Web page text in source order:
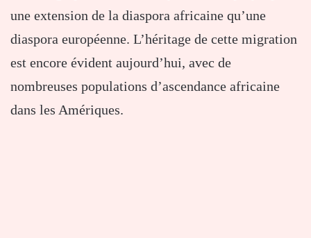
une extension de la diaspora africaine qu’une
diaspora européenne. L’héritage de cette migration
est encore évident aujourd’hui, avec de
nombreuses populations d’ascendance africaine
dans les Amériques.